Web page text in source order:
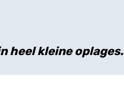
heel kleine oplages.